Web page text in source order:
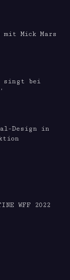
mit Mick Mars
singt bei
Design in
WFF 2022